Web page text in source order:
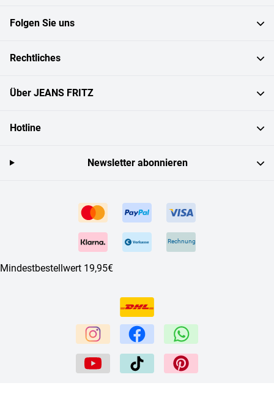
Folgen Sie uns
Rechtliches
Über JEANS FRITZ
Hotline
Rechnung
Mindestbestellwert 19,95€
Newsletter abonnieren